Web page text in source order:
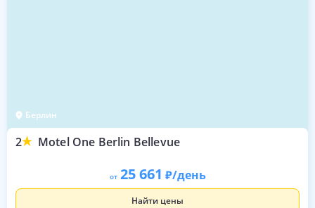
Берлин
2 Motel One Berlin Bellevue
от 25 661 /день
Найти цены